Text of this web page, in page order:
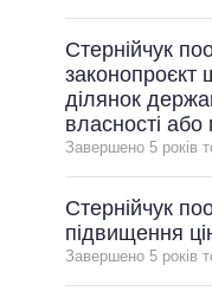
Стернійчук
ділянок
власності
Завершено 5 рокiв
Стернійчук
підвищення
Завершено 5 рокiв